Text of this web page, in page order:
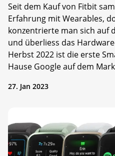
Seit dem Kauf von Fitbit
Erfahrung mit Wearables,
konzentrierte man sich auf
und überliess das
Herbst 2022 ist die erste
Hause Google auf dem
27. Jan 2023